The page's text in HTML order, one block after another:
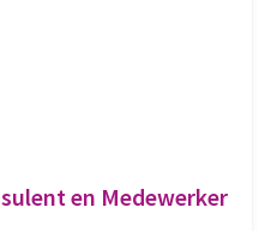
en Medewerker